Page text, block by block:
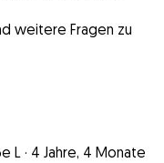
weitere Fragen zu
L · 4 Jahre, 4 Monate